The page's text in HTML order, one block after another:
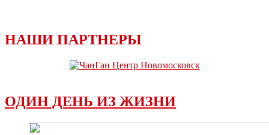
НАШИ ПАРТНЕРЫ
ОДИН ДЕНЬ ИЗ ЖИЗНИ